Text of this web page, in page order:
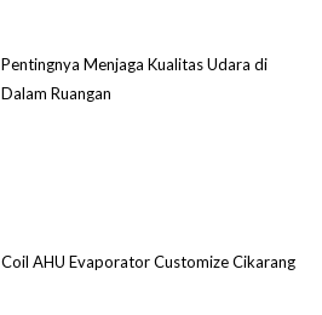
Pentingnya Menjaga Kualitas Udara di
Dalam Ruangan
Coil AHU Evaporator Customize Cikarang